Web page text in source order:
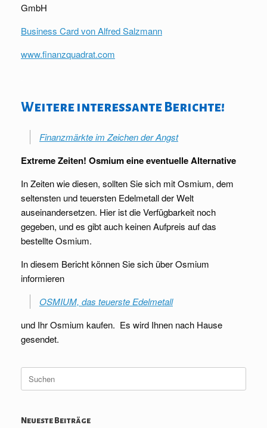
GmbH
Business Card von Alfred Salzmann
www.finanzquadrat.com
Weitere interessante Berichte!
Finanzmärkte im Zeichen der Angst
Extreme Zeiten! Osmium eine eventuelle Alternative
In Zeiten wie diesen, sollten Sie sich mit Osmium, dem
seltensten und teuersten Edelmetall der Welt
auseinandersetzen. Hier ist die Verfügbarkeit noch
gegeben, und es gibt auch keinen Aufpreis auf das
bestellte Osmium.
In diesem Bericht können Sie sich über Osmium
informieren
OSMIUM, das teuerste Edelmetall
und Ihr Osmium kaufen. Es wird Ihnen nach Hause
gesendet.
Suche
nach:
Neueste Beiträge